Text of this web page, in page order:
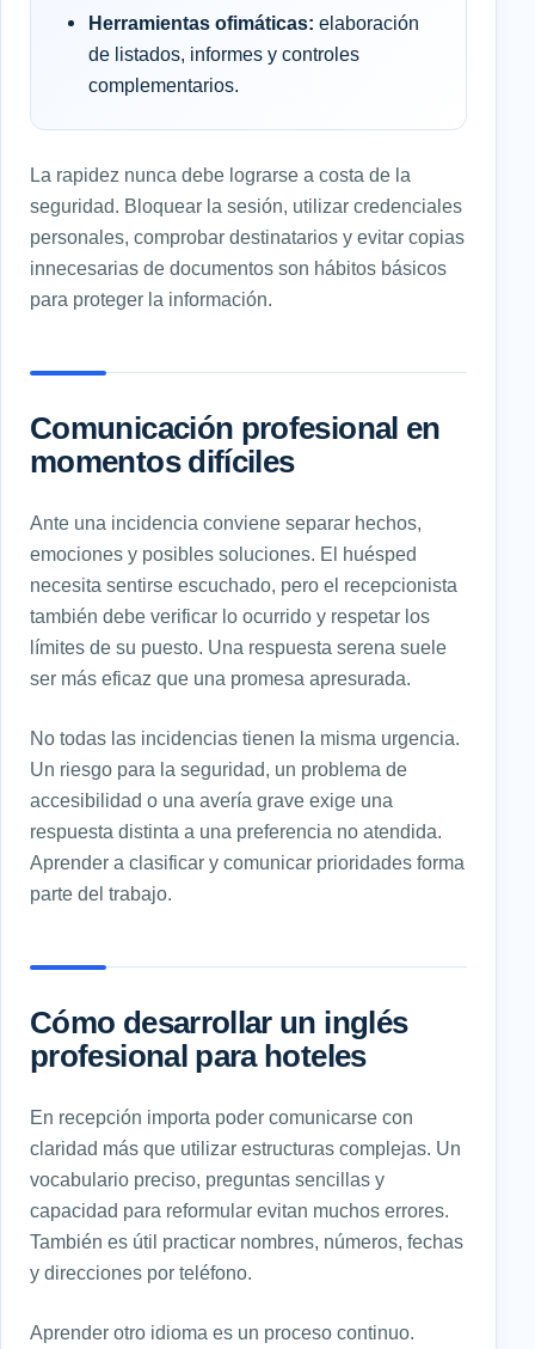
Herramientas ofimáticas: elaboración
de listados, informes y controles
complementarios.
La rapidez nunca debe lograrse a costa de la
seguridad. Bloquear la sesión, utilizar credenciales
personales, comprobar destinatarios y evitar copias
innecesarias de documentos son hábitos básicos
para proteger la información.
Comunicación profesional en
momentos difíciles
Ante una incidencia conviene separar hechos,
emociones y posibles soluciones. El huésped
necesita sentirse escuchado, pero el recepcionista
también debe verificar lo ocurrido y respetar los
límites de su puesto. Una respuesta serena suele
ser más eficaz que una promesa apresurada.
No todas las incidencias tienen la misma urgencia.
Un riesgo para la seguridad, un problema de
accesibilidad o una avería grave exige una
respuesta distinta a una preferencia no atendida.
Aprender a clasificar y comunicar prioridades forma
parte del trabajo.
Cómo desarrollar un inglés
profesional para hoteles
En recepción importa poder comunicarse con
claridad más que utilizar estructuras complejas. Un
vocabulario preciso, preguntas sencillas y
capacidad para reformular evitan muchos errores.
También es útil practicar nombres, números, fechas
y direcciones por teléfono.
Aprender otro idioma es un proceso continuo.